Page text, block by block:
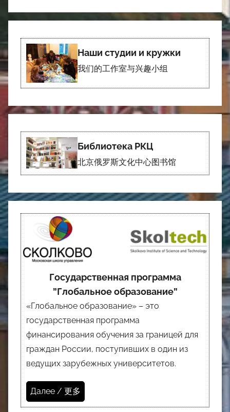
Наши студии и кружки
我们的工作室与兴趣小组
Библиотека РКЦ
北京俄罗斯文化中心图书馆
Государственная программа
”Глобальное образование”
«Глобальное образование» – это
государственная программа
финансирования обучения за границей для
граждан России, поступивших в один из
ведущих зарубежных университетов.
Далее / 更多